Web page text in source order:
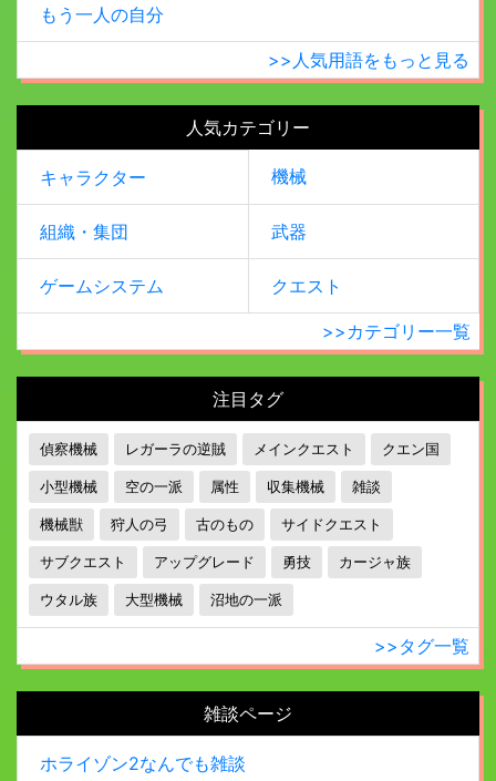
もう一人の自分
>>人気用語をもっと見る
人気カテゴリー
キャラクター 機械
組織・集団 武器
ゲームシステム クエスト
>>カテゴリー一覧
注目タグ
偵察機械 レガーラの逆賊 メインクエスト クエン国
小型機械 空の一派 属性 収集機械 雑談
機械獣 狩人の弓 古のもの サイドクエスト
サブクエスト アップグレード 勇技 カージャ族
ウタル族 大型機械 沼地の一派
>>タグ一覧
雑談ページ
ホライゾン2なんでも雑談